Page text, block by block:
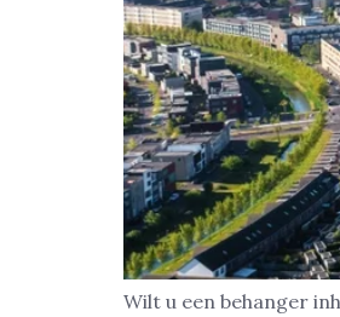
Wilt u een behanger